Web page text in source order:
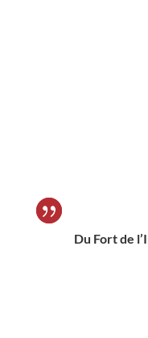
Du Fort de